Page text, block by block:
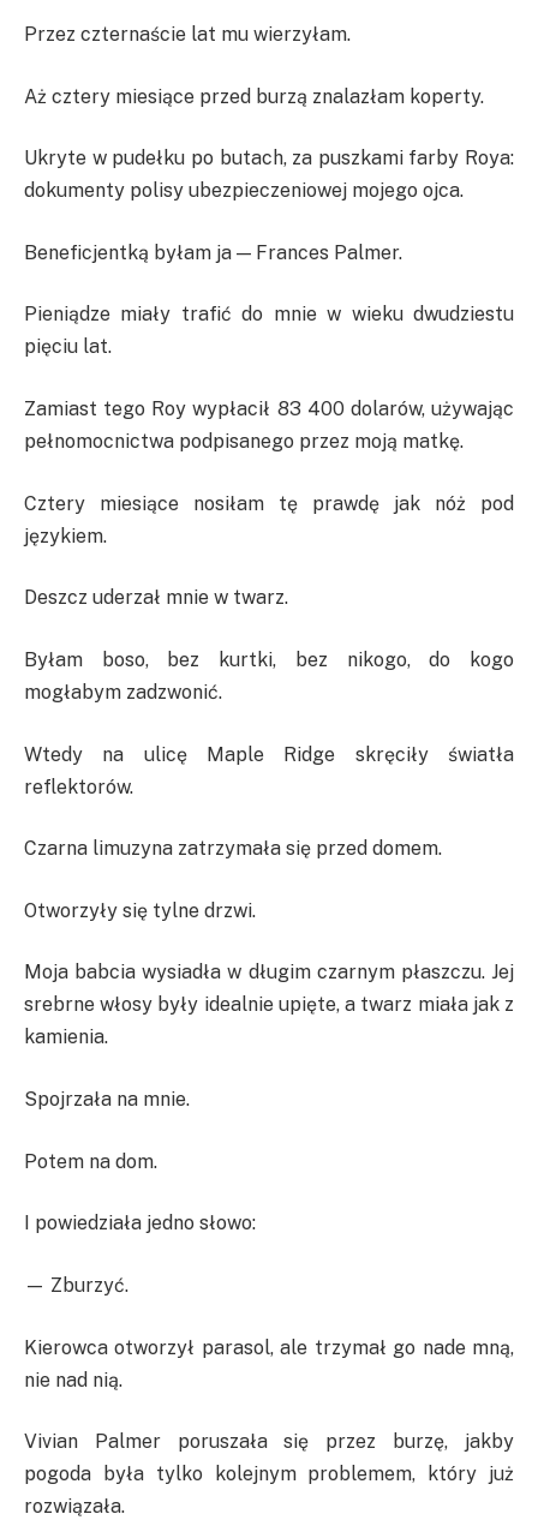
Przez czternaście lat mu wierzyłam.
Aż cztery miesiące przed burzą znalazłam koperty.
Ukryte w pudełku po butach, za puszkami farby Roya:
dokumenty polisy ubezpieczeniowej mojego ojca.
Beneficjentką byłam ja — Frances Palmer.
Pieniądze miały trafić do mnie w wieku dwudziestu
pięciu lat.
Zamiast tego Roy wypłacił 83 400 dolarów, używając
pełnomocnictwa podpisanego przez moją matkę.
Cztery miesiące nosiłam tę prawdę jak nóż pod
językiem.
Deszcz uderzał mnie w twarz.
Byłam boso, bez kurtki, bez nikogo, do kogo
mogłabym zadzwonić.
Wtedy na ulicę Maple Ridge skręciły światła
reflektorów.
Czarna limuzyna zatrzymała się przed domem.
Otworzyły się tylne drzwi.
Moja babcia wysiadła w długim czarnym płaszczu. Jej
srebrne włosy były idealnie upięte, a twarz miała jak z
kamienia.
Spojrzała na mnie.
Potem na dom.
I powiedziała jedno słowo:
— Zburzyć.
Kierowca otworzył parasol, ale trzymał go nade mną,
nie nad nią.
Vivian Palmer poruszała się przez burzę, jakby
pogoda była tylko kolejnym problemem, który już
rozwiązała.